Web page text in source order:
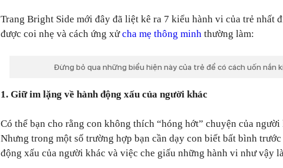
Trang Bright Side mới đây đã liệt kê ra 7 kiểu hành vi của trẻ nhất
được coi nhẹ và cách ứng xửcha mẹ thông minh thường làm:
Đừng bỏ qua những biểu hiện này của trẻ để có cách uốn nắn
1. Giữ im lặng về hành động xấu của người khác
Có thể bạn cho rằng con không thích “hóng hớt” chuyện của người
Nhưng trong một số trường hợp bạn cần dạy con biết bất bình
động xấu của người khác và việc che giấu những hành vi như vậy